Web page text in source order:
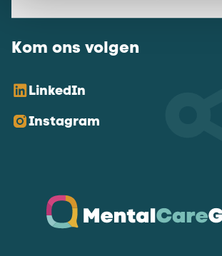
Kom ons volgen
LinkedIn
Instagram